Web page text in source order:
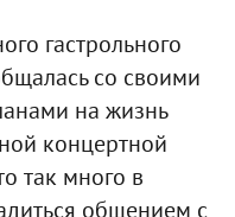
гастрольного
со своими
на жизнь
концертной
так много в
общением с